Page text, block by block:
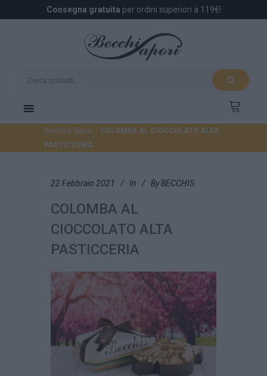
Consegna gratuita per ordini superiori a 119€!
Becchis Sapori / COLOMBA AL CIOCCOLATO ALTA
PASTICCERIA
22 Febbraio 2021 In By BECCHIS
COLOMBA AL
CIOCCOLATO ALTA
PASTICCERIA